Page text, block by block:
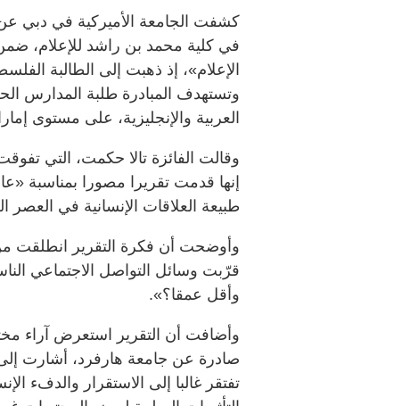
كشفت الجامعة الأميركية في دبي عن
في كلية محمد بن راشد للإعلام،
الإعلام»، إذ ذهبت إلى الطالبة
وتستهدف المبادرة طلبة المدارس
العربية والإنجليزية، على مستوى
إنها قدمت تقريرا مصورا بمناسبة
طبيعة العلاقات الإنسانية في العصر
وأوضحت أن فكرة التقرير انطلقت
قرّبت وسائل التواصل الاجتماعي
وأقل عمقا؟».
وأضافت أن التقرير استعرض آراء
صادرة عن جامعة هارفرد، أشارت إلى
تفتقر غالبا إلى الاستقرار والدفء